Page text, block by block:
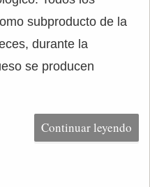
subproducto de la
durante la
se producen
Continuar leyendo